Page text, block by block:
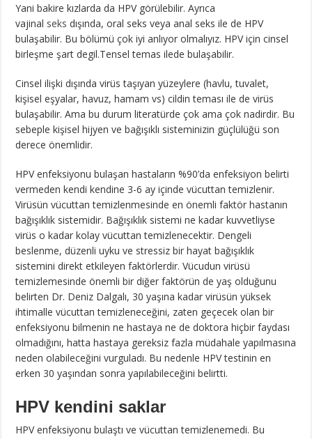
Yani bakire kızlarda da HPV görülebilir. Ayrıca
vajinal seks dışında, oral seks veya anal seks ile de HPV
bulaşabilir. Bu bölümü çok iyi anlıyor olmalıyız. HPV için cinsel
birleşme şart degil.Tensel temas ilede bulaşabilir.
Cinsel ilişki dışında virüs taşıyan yüzeylere (havlu, tuvalet,
kişisel eşyalar, havuz, hamam vs) cildin teması ile de virüs
bulaşabilir. Ama bu durum literatürde çok ama çok nadirdir. Bu
sebeple kişisel hijyen ve bağışıklı sisteminizin güçlülüğü son
derece önemlidir.
HPV enfeksiyonu bulaşan hastaların %90’da enfeksiyon belirti
vermeden kendi kendine 3-6 ay içinde vücuttan temizlenir.
Virüsün vücuttan temizlenmesinde en önemli faktör hastanın
bağışıklık sistemidir. Bağışıklık sistemi ne kadar kuvvetliyse
virüs o kadar kolay vücuttan temizlenecektir. Dengeli
beslenme, düzenli uyku ve stressiz bir hayat bağışıklık
sistemini direkt etkileyen faktörlerdir. Vücudun virüsü
temizlemesinde önemli bir diğer faktörün de yaş olduğunu
belirten Dr. Deniz Dalgalı, 30 yaşına kadar virüsün yüksek
ihtimalle vücuttan temizleneceğini, zaten geçecek olan bir
enfeksiyonu bilmenin ne hastaya ne de doktora hiçbir faydası
olmadığını, hatta hastaya gereksiz fazla müdahale yapılmasına
neden olabileceğini vurguladı. Bu nedenle HPV testinin en
erken 30 yaşından sonra yapılabileceğini belirtti.
HPV kendini saklar
HPV enfeksiyonu bulaştı ve vücuttan temizlenemedi. Bu